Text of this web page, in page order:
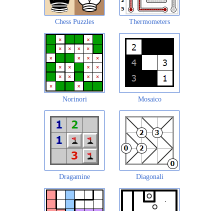
Chess Puzzles Thermometers
Norinori Mosaico
Dragamine Diagonali